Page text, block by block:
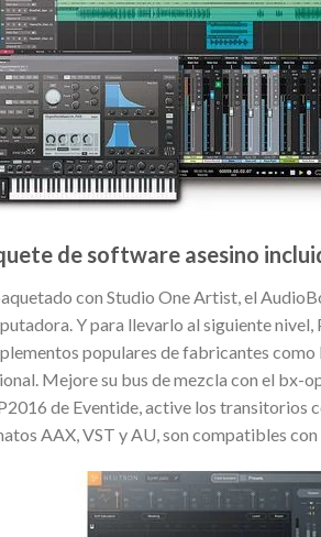
de software asesino
con Studio One Artist, el
Y para llevarlo al siguiente
populares de fabricantes
Mejore su bus de mezcla con el bx-
de Eventide, active los transitorios
AAX, VST y AU, son compatibles